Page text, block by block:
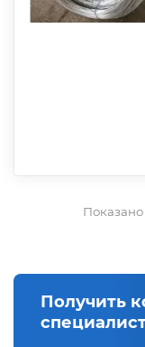
Показано
Получить